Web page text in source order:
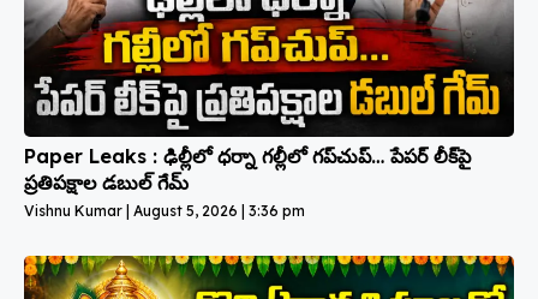
Paper Leaks : ఢిల్లీలో ధర్నా గల్లీలో గప్‌చుప్… పేపర్ లీక్‌పై
ప్రతిపక్షాల డబుల్ గేమ్
Vishnu Kumar August 5, 2026 3:36 pm